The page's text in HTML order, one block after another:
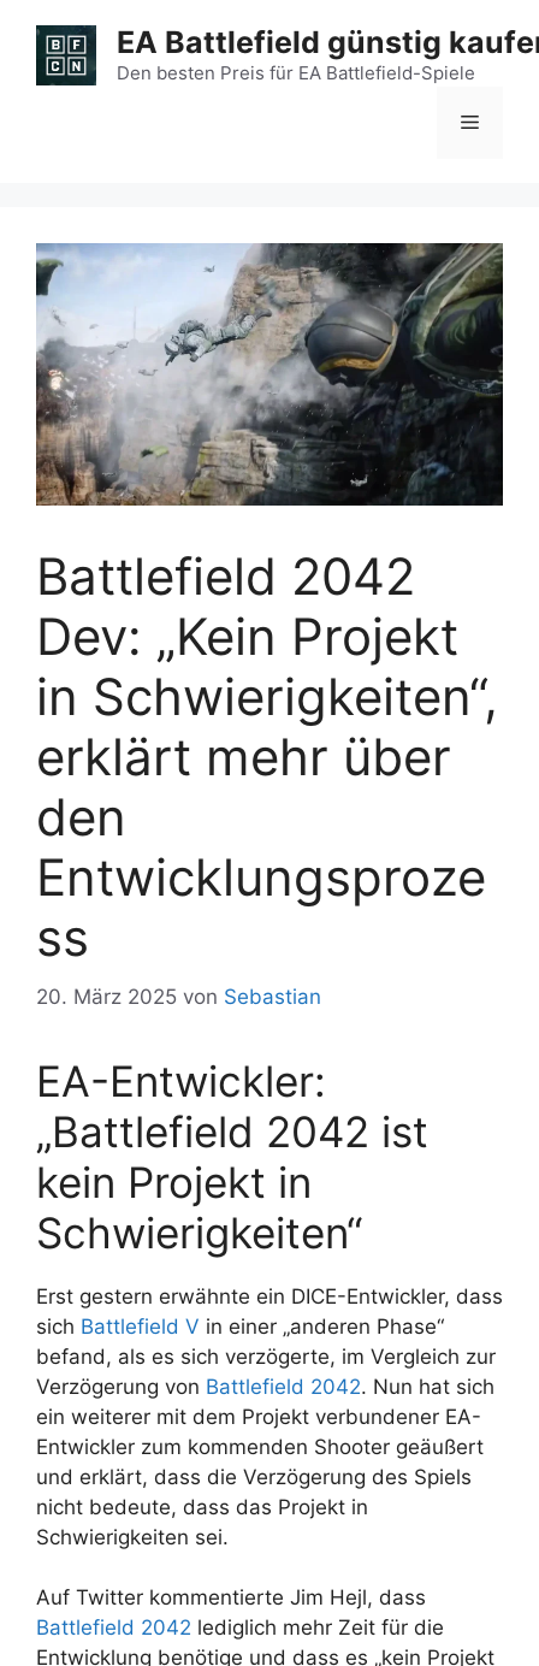
Inhalt
springen
EA Battlefield günstig
Den besten Preis für EA Battlefield-Spiele
Menü
Battlefield 2042
Dev: „Kein Projekt
in Schwierigkeiten“,
erklärt mehr über
den
Entwicklungsproze
ss
20. März 2025 von Sebastian
EA-Entwickler:
„Battlefield 2042 ist
kein Projekt in
Schwierigkeiten“
Erst gestern erwähnte ein DICE-Entwickler, dass
sich Battlefield V in einer „anderen Phase“
befand, als es sich verzögerte, im Vergleich zur
Verzögerung von Battlefield 2042. Nun hat sich
ein weiterer mit dem Projekt verbundener EA-
Entwickler zum kommenden Shooter geäußert
und erklärt, dass die Verzögerung des Spiels
nicht bedeute, dass das Projekt in
Schwierigkeiten sei.
Auf Twitter kommentierte Jim Hejl, dass
Battlefield 2042 lediglich mehr Zeit für die
Entwicklung benötige und dass es „kein Projekt